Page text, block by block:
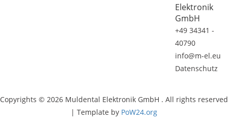
Elektronik
GmbH
+49 34341 -
40790
info@m-el.eu
Datenschutz
Copyrights © 2026 Muldental Elektronik GmbH . All rights reserved
| Template by PoW24.org